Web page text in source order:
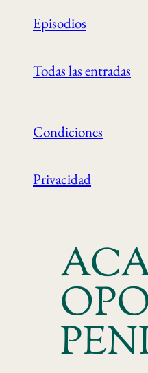
Episodios
Todas las entradas
Condiciones
Privacidad